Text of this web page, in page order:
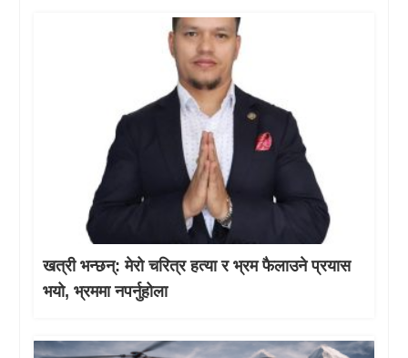
खत्री भन्छन्: मेरो चरित्र हत्या र भ्रम फैलाउने प्रयास
भयो, भ्रममा नपर्नुहोला